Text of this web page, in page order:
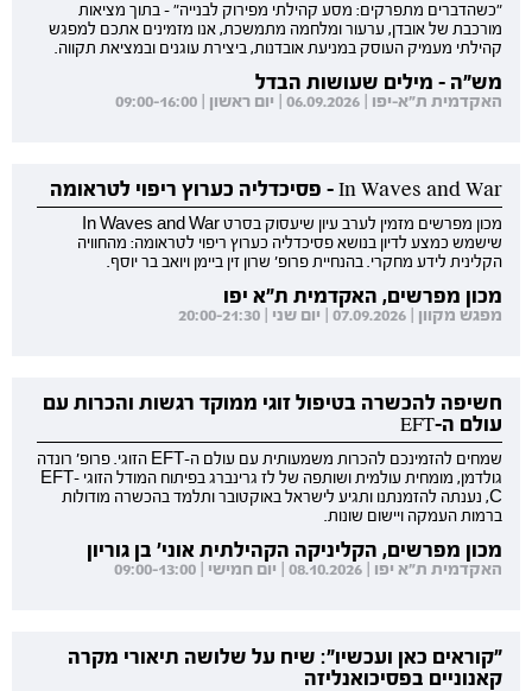
"כשהדברים מתפרקים: מסע קהילתי מפירוק לבנייה" - בתוך מציאות
מורכבת של אובדן, ערעור ומלחמה מתמשכת, אנו מזמינים אתכם למפגש
קהילתי מעמיק העוסק במניעת אובדנות, ביצירת עוגנים ובמציאת תקווה.
מש"ה - מילים שעושות הבדל
האקדמית ת"א-יפו | 06.09.2026 | יום ראשון | 09:00-16:00
In Waves and War - פסיכדליה כערוץ ריפוי לטראומה
מכון מפרשים מזמין לערב עיון שיעסוק בסרט In Waves and War
שישמש כמצע לדיון בנושא פסיכדליה כערוץ ריפוי לטראומה: מהחוויה
הקלינית לידע מחקרי. בהנחיית פרופ' שרון זין ביימן ויואב בר יוסף.
מכון מפרשים, האקדמית ת"א יפו
מפגש מקוון | 07.09.2026 | יום שני | 20:00-21:30
חשיפה להכשרה בטיפול זוגי ממוקד רגשות והכרות עם
עולם ה-EFT
שמחים להזמינכם להכרות משמעותית עם עולם ה-EFT הזוגי. פרופ' רונדה
גולדמן, מומחית עולמית ושותפה של לז גרינברג בפיתוח המודל הזוגי EFT-
C, נענתה להזמנתנו ותגיע לישראל באוקטובר ותלמד בהכשרה מודולות
ברמות העמקה ויישום שונות.
מכון מפרשים, הקליניקה הקהילתית אוני' בן גוריון
האקדמית ת"א יפו | 08.10.2026 | יום חמישי | 09:00-13:00
"קוראים כאן ועכשיו": שיח על שלושה תיאורי מקרה
קאנוניים בפסיכואנליזה